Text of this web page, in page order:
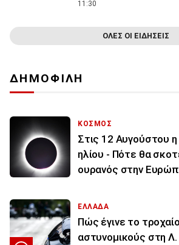
11:30
ΟΛΕΣ ΟΙ ΕΙΔΗΣΕΙΣ
ΔΗΜΟΦΙΛΗ
ΚΟΣΜΟΣ
Στις 12 Αυγούστου
ηλίου - Πότε θα
ουρανός στην
ΕΛΛΑΔΑ
Πώς έγινε το
αστυνομικούς στη Λ.